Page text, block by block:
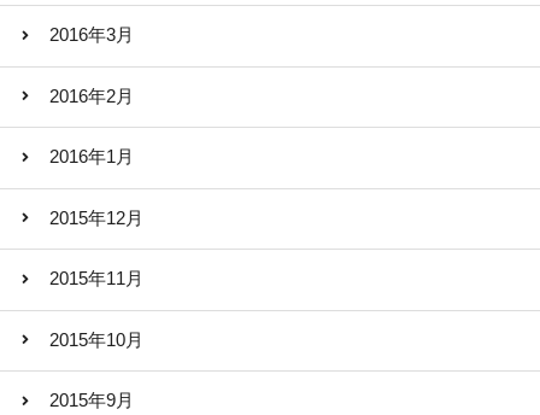
2016年3月
2016年2月
2016年1月
2015年12月
2015年11月
2015年10月
2015年9月